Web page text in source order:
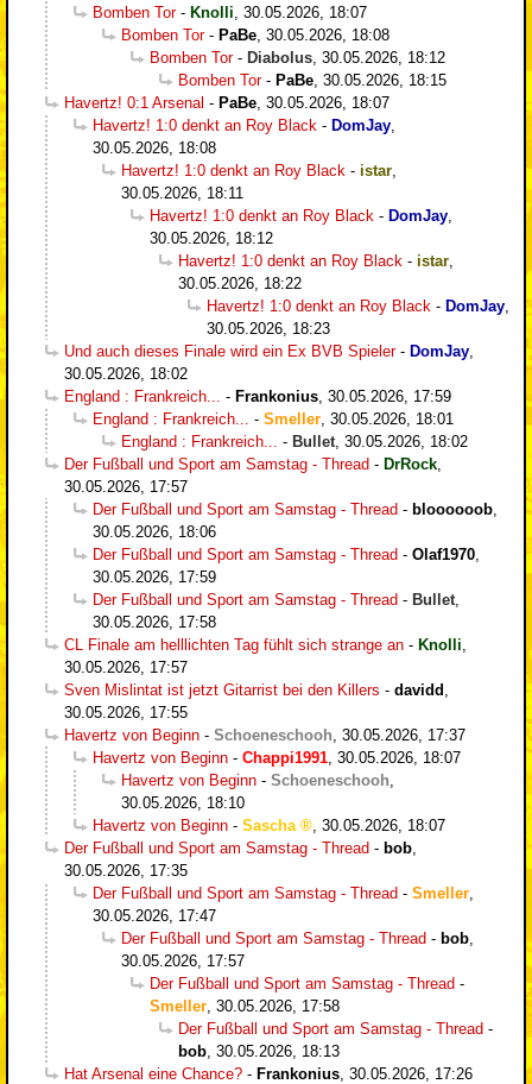
Bomben Tor- Knolli 30.05.2026, 18:07
Bomben Tor- PaBe 30.05.2026, 18:08
Bomben Tor- Diabolus 30.05.2026, 18:12
Bomben Tor- PaBe 30.05.2026, 18:15
Havertz! 0:1 Arsenal - PaBe 30.05.2026, 18:07
Havertz! 1:0 denkt an Roy Black - DomJay
30.05.2026, 18:08
Havertz! 1:0 denkt an Roy Black - istar
30.05.2026, 18:11
Havertz! 1:0 denkt an Roy Black - DomJay
30.05.2026, 18:12
Havertz! 1:0 denkt an Roy Black - istar
30.05.2026, 18:22
Havertz! 1:0 denkt an Roy Black - DomJay
30.05.2026, 18:23
Und auch dieses Finale wird ein Ex BVB Spieler- DomJay
30.05.2026, 18:02
England : Frankreich...
- Frankonius 30.05.2026, 17:59
England : Frankreich...
- Smeller 30.05.2026, 18:01
England : Frankreich...
- Bullet 30.05.2026, 18:02
Der Fußball und Sport am Samstag - Thread - DrRock
30.05.2026, 17:57
Der Fußball und Sport am Samstag - Thread - bloooooob
30.05.2026, 18:06
Der Fußball und Sport am Samstag - Thread - Olaf1970
30.05.2026, 17:59
Der Fußball und Sport am Samstag - Thread - Bullet
30.05.2026, 17:58
CL Finale am helllichten Tag fühlt sich strange an - Knolli
30.05.2026, 17:57
Sven Mislintat ist jetzt Gitarrist bei den Killers - davidd
30.05.2026, 17:55
Havertz von Beginn - Schoeneschooh 30.05.2026, 17:37
Havertz von Beginn - Chappi1991 30.05.2026, 18:07
Havertz von Beginn - Schoeneschooh
30.05.2026, 18:10
Havertz von Beginn - Sascha
30.05.2026, 18:07
Der Fußball und Sport am Samstag - Thread - bob
30.05.2026, 17:35
Der Fußball und Sport am Samstag - Thread - Smeller
30.05.2026, 17:47
Der Fußball und Sport am Samstag - Thread - bob
30.05.2026, 17:57
Der Fußball und Sport am Samstag - Thread -
Smeller 30.05.2026, 17:58
Der Fußball und Sport am Samstag - Thread -
bob 30.05.2026, 18:13
Hat Arsenal eine Chance? - Frankonius 30.05.2026, 17:26